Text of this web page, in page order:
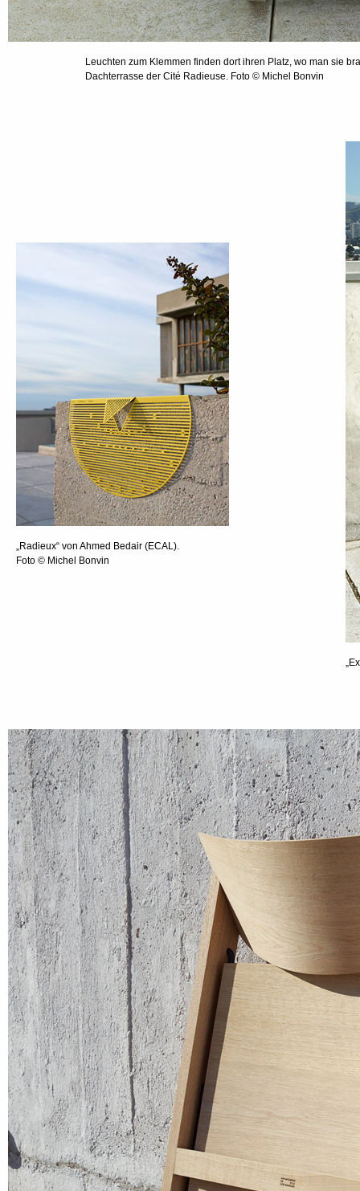
Leuchten zum Klemmen finden dort ihren Platz, wo man sie
Dachterrasse der Cité Radieuse. Foto © Michel Bonvin
„Radieux“ von Ahmed Bedair (ECAL).
Foto © Michel Bonvin